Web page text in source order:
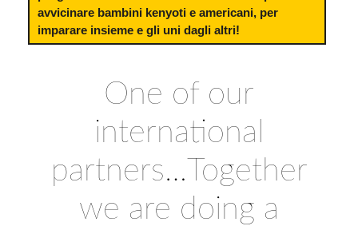
avvicinare bambini kenyoti e americani, per
imparare insieme e gli uni dagli altri!
One of our
international
partners…Together
we are doing a